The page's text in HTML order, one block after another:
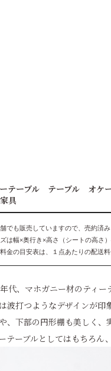
テーブル テーブル オケ
具
でも販売していますので、売約済
は幅×奥行き×高さ（シートの高さ
金の目安表は、１点あたりの配送料
代、マホガニー材のティー
波打つようなデザインが印
、下部の円形棚も美しく、
テーブルとしてはもちろん